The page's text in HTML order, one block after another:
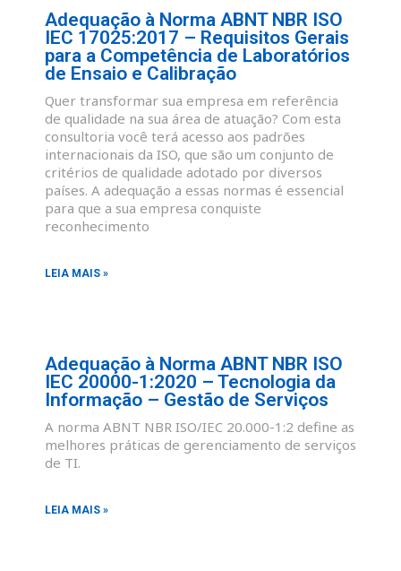
Adequação à Norma ABNT NBR ISO
IEC 17025:2017 – Requisitos Gerais
para a Competência de Laboratórios
de Ensaio e Calibração
Quer transformar sua empresa em referência
de qualidade na sua área de atuação? Com esta
consultoria você terá acesso aos padrões
internacionais da ISO, que são um conjunto de
critérios de qualidade adotado por diversos
países. A adequação a essas normas é essencial
para que a sua empresa conquiste
reconhecimento
LEIA MAIS »
Adequação à Norma ABNT NBR ISO
IEC 20000-1:2020 – Tecnologia da
Informação – Gestão de Serviços
A norma ABNT NBR ISO/IEC 20.000-1:2 define as
melhores práticas de gerenciamento de serviços
de TI.
LEIA MAIS »